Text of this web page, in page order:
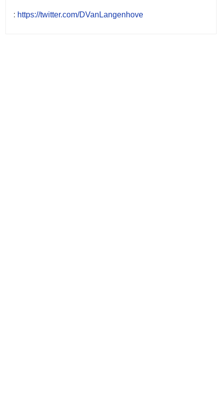
: https://twitter.com/DVanLangenhove